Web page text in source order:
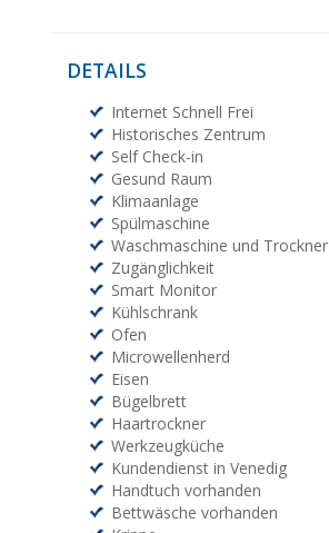
DETAILS
Internet Schnell Frei
Historisches Zentrum
Self Check-in
Gesund Raum
Klimaanlage
Spülmaschine
Waschmaschine und Trockner
Zugänglichkeit
Smart Monitor
Kühlschrank
Ofen
Microwellenherd
Eisen
Bügelbrett
Haartrockner
Werkzeugküche
Kundendienst in Venedig
Handtuch vorhanden
Bettwäsche vorhanden